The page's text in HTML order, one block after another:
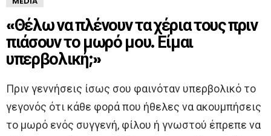
«Θέλω να πλένουν τα χέρια τους πριν
πιάσουν το μωρό μου. Είμαι
υπερβολική;»
Πριν γεννήσεις ίσως σου φαινόταν υπερβολικό το
γεγονός ότι κάθε φορά που ήθελες να ακουμπήσεις
το μωρό ενός συγγενή, φίλου ή γνωστού έπρεπε να